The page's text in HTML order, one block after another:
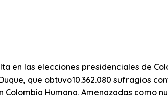
en las elecciones presidenciales de
que obtuvo10.362.080 sufragios
Humana. Amenazadas como